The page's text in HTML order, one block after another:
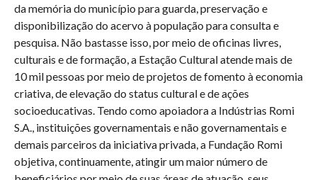
da memória do município para guarda, preservação e
disponibilização do acervo à população para consulta e
pesquisa. Não bastasse isso, por meio de oficinas livres,
culturais e de formação, a Estação Cultural atende mais de
10 mil pessoas por meio de projetos de fomento à economia
criativa, de elevação do status cultural e de ações
socioeducativas. Tendo como apoiadora a Indústrias Romi
S.A., instituições governamentais e não governamentais e
demais parceiros da iniciativa privada, a Fundação Romi
objetiva, continuamente, atingir um maior número de